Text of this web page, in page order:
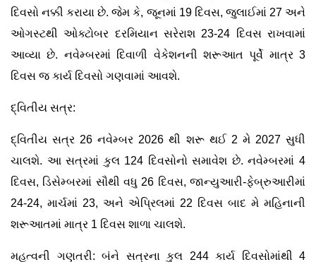
દિવસો નક્કી કરાયા છે. જેમ કે, જૂનમાં 19 દિવસ, જુલાઈમાં 27 અને
ઓગસ્ટથી ઓક્ટોબર દરમિયાન સરેરાશ 23-24 દિવસ રાખવામાં
આવ્યા છે. નવેમ્બરમાં દિવાળી વેકેશનની શરૂઆત પૂર્વે માત્ર 3
દિવસ જ કાર્ય દિવસો ગણવામાં આવશે.
દ્વિતીય સત્ર:
દ્વિતીય સત્ર 26 નવેમ્બર 2026 થી શરૂ થઈ 2 મે 2027 સુધી
ચાલશે. આ સત્રમાં કુલ 124 દિવસોનો સમાવેશ છે. નવેમ્બરમાં 4
દિવસ, ડિસેમ્બરમાં સૌથી વધુ 26 દિવસ, જાન્યુઆરી-ફેબ્રુઆરીમાં
24-24, માર્ચમાં 23, અને એપ્રિલમાં 22 દિવસ બાદ મે મહિનાની
શરૂઆતમાં માત્ર 1 દિવસ શાળા ચાલશે.
મહત્વની ગણતરી: બંને સત્રના કુલ 244 કાર્ય દિવસોમાંથી 4